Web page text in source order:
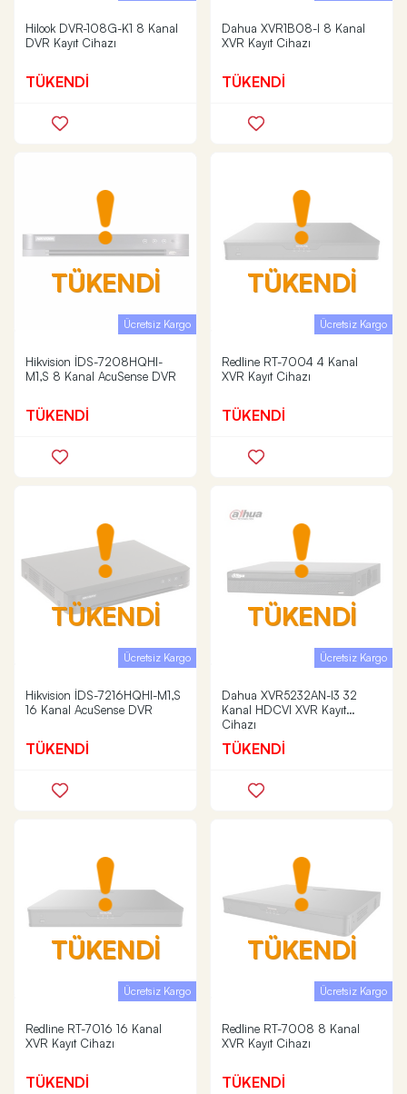
Hilook DVR-108G-K1 8 Kanal
DVR Kayıt Cihazı
TÜKENDİ
Dahua XVR1B08-I 8 Kanal
XVR Kayıt Cihazı
TÜKENDİ
TÜKENDİ
Ücretsiz Kargo
Hikvision İDS-7208HQHI-
M1,S 8 Kanal AcuSense DVR
TÜKENDİ
TÜKENDİ
Ücretsiz Kargo
Redline RT-7004 4 Kanal
XVR Kayıt Cihazı
TÜKENDİ
TÜKENDİ
Ücretsiz Kargo
Hikvision İDS-7216HQHI-M1,S
16 Kanal AcuSense DVR
TÜKENDİ
TÜKENDİ
Ücretsiz Kargo
Dahua XVR5232AN-I3 32
Kanal HDCVI XVR Kayıt
Cihazı
TÜKENDİ
TÜKENDİ
Ücretsiz Kargo
Redline RT-7016 16 Kanal
XVR Kayıt Cihazı
TÜKENDİ
TÜKENDİ
Ücretsiz Kargo
Redline RT-7008 8 Kanal
XVR Kayıt Cihazı
TÜKENDİ